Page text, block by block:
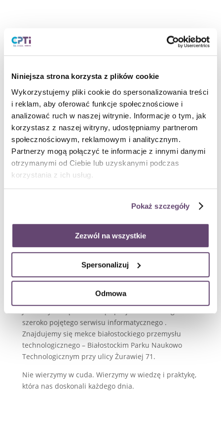
Niniejsza strona korzysta z plików cookie
Wykorzystujemy pliki cookie do spersonalizowania treści
i reklam, aby oferować funkcje społecznościowe i
analizować ruch w naszej witrynie. Informacje o tym, jak
korzystasz z naszej witryny, udostępniamy partnerom
społecznościowym, reklamowym i analitycznym.
Partnerzy mogą połączyć te informacje z innymi danymi
otrzymanymi od Ciebie lub uzyskanymi podczas
korzystania z ich usług.
Pokaż szczegóły
Zezwól na wszystkie
Spersonalizuj
Odmowa
O nas i dlaczego
Jesteśmy najlepsi w
tym co robimy
doświadczenie
zagwarantowały nam
pozycję lidera pomocy
technologicznej na
wielu płaszczyznach
Jesteśmy firmą stworzoną z pasji do technologii i
szeroko pojętego serwisu informatycznego .
Znajdujemy się mekce białostockiego przemysłu
technologicznego – Białostockim Parku Naukowo
Technologicznym przy ulicy Żurawiej 71.
Nie wierzymy w cuda. Wierzymy w wiedzę i praktykę,
która nas doskonali każdego dnia.